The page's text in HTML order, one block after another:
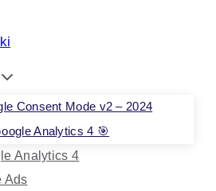
Consent Mode v2 – 2024
Analytics 4 🎯
Analytics 4
Ads